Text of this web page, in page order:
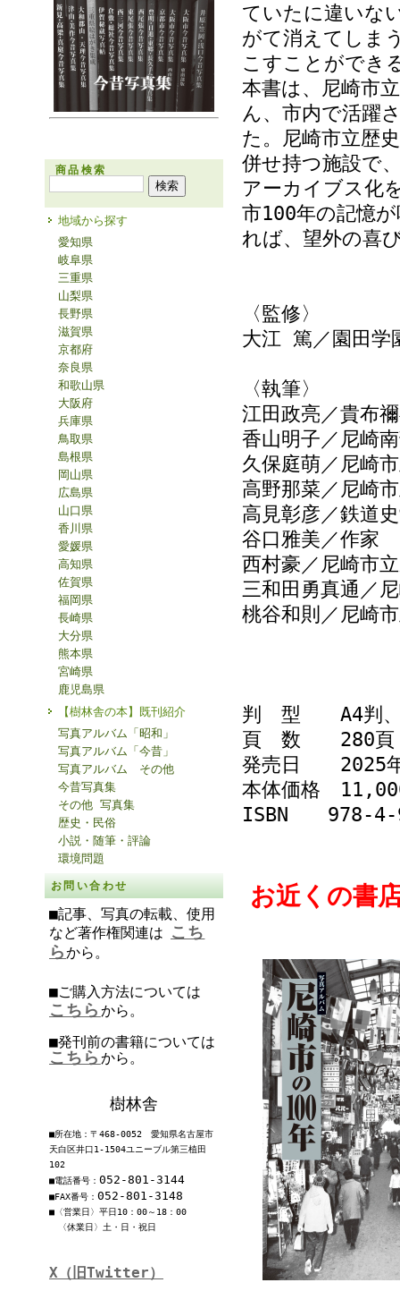
商品検索
地域から探す
愛知県
岐阜県
三重県
山梨県
長野県
滋賀県
京都府
奈良県
和歌山県
大阪府
兵庫県
鳥取県
島根県
岡山県
広島県
山口県
香川県
愛媛県
高知県
佐賀県
福岡県
長崎県
大分県
熊本県
宮崎県
鹿児島県
【樹林舎の本】既刊紹介
写真アルバム「昭和」
写真アルバム「今昔」
写真アルバム その他
今昔写真集
その他 写真集
歴史・民俗
小説・随筆・評論
環境問題
お問い合わせ
■記事、写真の転載、使用
など著作権関連は こち
らから。
■ご購入方法については
こちら から。
■発刊前の書籍については
こちら から。
樹林舎
■所在地：〒468-0052 愛知県名古屋市
天白区井口1-1504ユニーブル第三植田
102
■電話番号： 052-801-3144
■FAX番号： 052-801-3148
■〈営業日〉平日10：00～18：00
〈休業日〉土・日・祝日
X（旧Twitter）
ていたに違いな
がて消えてしま
こすことができ
本書は、尼崎市
ん、市内で活躍
た。尼崎市立歴
併せ持つ施設で
アーカイブス化
市100年の記憶
れば、望外の喜
〈監修〉
大江 篤／園田学
〈執筆〉
江田政亮／貴布
香山明子／尼崎
久保庭萌／尼崎
高野那菜／尼崎
高見彰彦／鉄道
谷口雅美／作家
西村豪／尼崎市
三和田勇真通／
桃谷和則／尼崎
判 型 A4判、
頁 数 280頁（
発売日 2025
本体価格
ISBN 978-4-
お近くの書